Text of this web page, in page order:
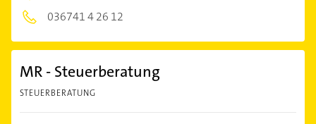
036741 4 26 12
MR - Steuerberatung
STEUERBERATUNG